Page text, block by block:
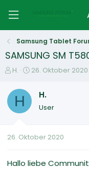
Samsung Tablet
SAMSUNG SM
E
s
e
e
H.
E
t
t
m
26. Oktober 2020
H H.
User
26. Oktober 2020
Hallo liebe